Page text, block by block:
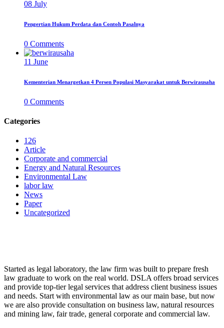
08 July
Pengertian Hukum Perdata dan Contoh Pasalnya
0 Comments
11 June
Kementerian Menargetkan 4 Persen Populasi Masyarakat untuk Berwirausaha
0 Comments
Categories
126
Article
Corporate and commercial
Energy and Natural Resources
Environmental Law
labor law
News
Paper
Uncategorized
Started as legal laboratory, the law firm was built to prepare fresh
law graduate to work on the real world. DSLA offers broad services
and provide top-tier legal services that address client business issues
and needs. Start with environmental law as our main base, but now
we are also provide consultation on business law, natural resources
and mining law, fair trade, general corporate and commercial law.